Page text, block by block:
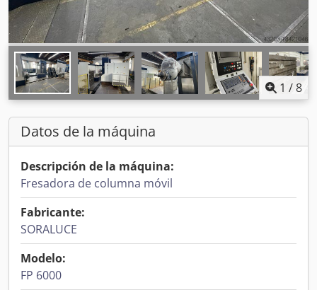
1 /8
Datos de la máquina
Descripción de la máquina:
Fresadora de columna móvil
Fabricante:
SORALUCE
Modelo:
FP 6000